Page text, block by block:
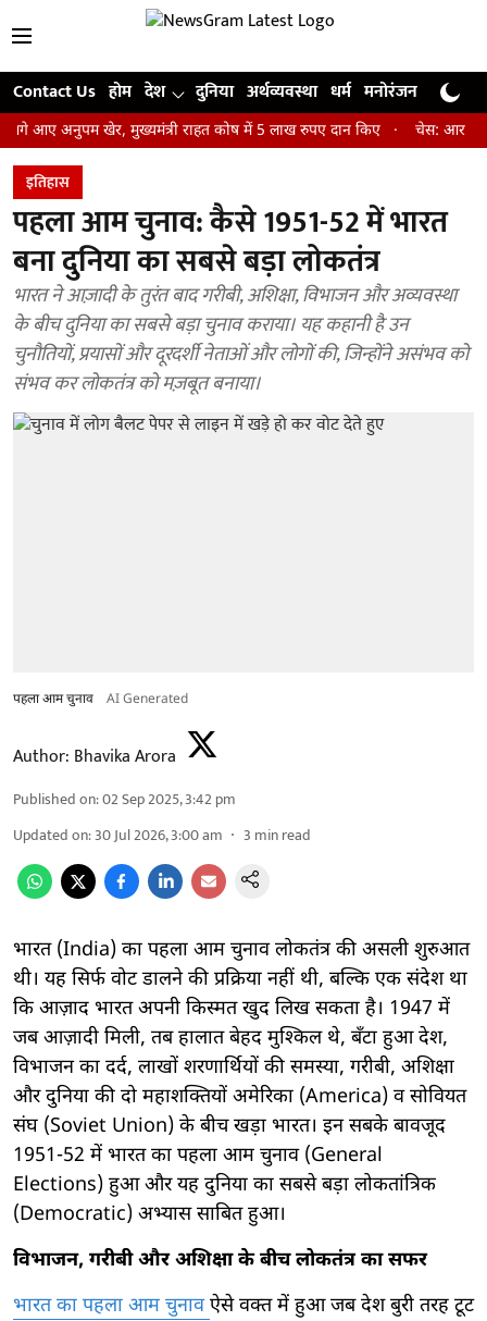
Contact Us होम देश दुनिया अर्थव्यवस्था धर्म मनोरंजन खेल
खेर, मुख्यमंत्री राहत कोष में 5 लाख रुपए दान किए चेस: आर
इतिहास
पहला आम चुनाव: कैसे 1951-52 में भारत
बना दुनिया का सबसे बड़ा लोकतंत्र
भारत ने आज़ादी के तुरंत बाद गरीबी, अशिक्षा, विभाजन और अव्यवस्था
के बीच दुनिया का सबसे बड़ा चुनाव कराया। यह कहानी है उन
चुनौतियों, प्रयासों और दूरदर्शी नेताओं और लोगों की, जिन्होंने असंभव को
संभव कर लोकतंत्र को मज़बूत बनाया।
पहला आम चुनाव AI Generated
Author: Bhavika Arora
Published on:02 Sep 2025, 3:42 pm
Updated on:30 Jul 2026, 3:00 am 3 min read
भारत (India) का पहला आम चुनाव लोकतंत्र की असली शुरुआत
थी। यह सिर्फ वोट डालने की प्रक्रिया नहीं थी, बल्कि एक संदेश था
कि आज़ाद भारत अपनी किस्मत खुद लिख सकता है। 1947 में
जब आज़ादी मिली, तब हालात बेहद मुश्किल थे, बँटा हुआ देश,
विभाजन का दर्द, लाखों शरणार्थियों की समस्या, गरीबी, अशिक्षा
और दुनिया की दो महाशक्तियों अमेरिका (America) व सोवियत
संघ (Soviet Union) के बीच खड़ा भारत। इन सबके बावजूद
1951-52 में भारत का पहला आम चुनाव (General
Elections) हुआ और यह दुनिया का सबसे बड़ा लोकतांत्रिक
(Democratic) अभ्यास साबित हुआ।
विभाजन, गरीबी और अशिक्षा के बीच लोकतंत्र का सफर
भारत का पहला आम चुनावऐसे वक्त में हुआ जब देश बुरी तरह टूट